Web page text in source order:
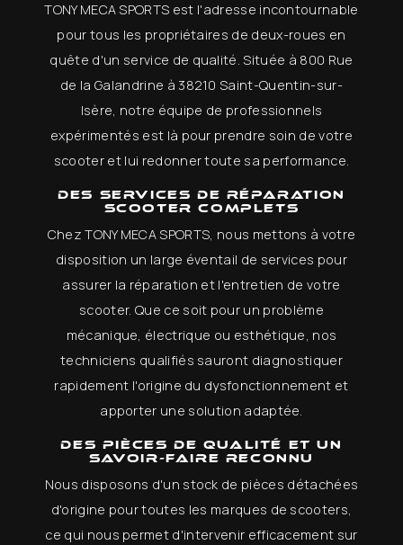
TONY MECA SPORTS est l'adresse incontournable
pour tous les propriétaires de deux-roues en
quête d'un service de qualité. Située à 800 Rue
de la Galandrine à 38210 Saint-Quentin-sur-
Isère, notre équipe de professionnels
expérimentés est là pour prendre soin de votre
scooter et lui redonner toute sa performance.
Des services de réparation
scooter complets
Chez TONY MECA SPORTS, nous mettons à votre
disposition un large éventail de services pour
assurer la réparation et l'entretien de votre
scooter. Que ce soit pour un problème
mécanique, électrique ou esthétique, nos
techniciens qualifiés sauront diagnostiquer
rapidement l'origine du dysfonctionnement et
apporter une solution adaptée.
Des pièces de qualité et un
savoir-faire reconnu
Nous disposons d'un stock de pièces détachées
d'origine pour toutes les marques de scooters,
ce qui nous permet d'intervenir efficacement sur